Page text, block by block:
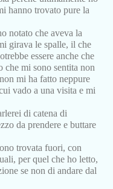
hanno trovato pure la
notato che aveva la
girava le spalle, il che
essere anche che
che mi sono sentita non
mi ha fatto neppure
vado a una visita e mi
di catena di
da prendere e buttare
trovata fuori, con
per quel che ho letto,
se non di andare dal